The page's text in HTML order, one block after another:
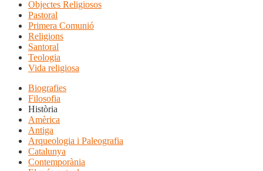
Objectes Religiosos
Pastoral
Primera Comunió
Religions
Santoral
Teologia
Vida religiosa
Biografies
Filosofia
Història
Amèrica
Antiga
Arqueologia i Paleografia
Catalunya
Contemporània